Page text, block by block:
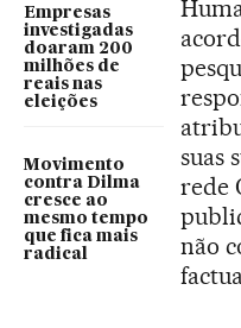
Empresas
investigadas
doaram 200
milhões de
reais nas
eleições
Movimento
contra Dilma
cresce ao
mesmo tempo
que fica mais
radical
suas
rede
não